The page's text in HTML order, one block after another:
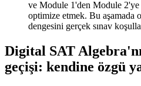
ve Module 1'den Module
optimize etmek. Bu aşamada
dengesini gerçek sınav
Digital SAT
geçişi: kendine özgü